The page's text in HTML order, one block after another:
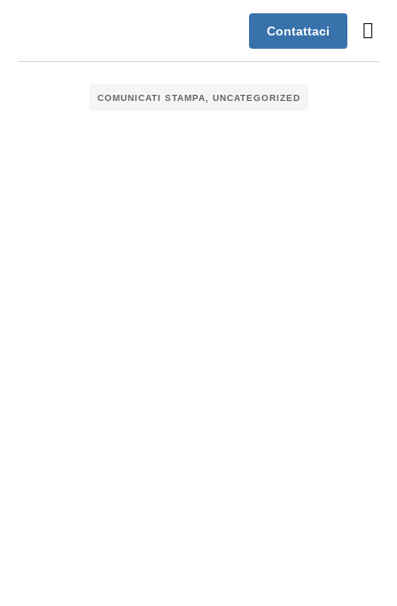
Contattaci
COMUNICATI STAMPA UNCATEGORIZED